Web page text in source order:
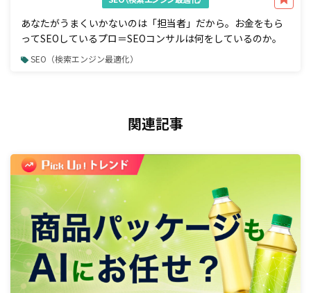
あなたがうまくいかないのは「担当者」だから。お金をもら
ってSEOしているプロ＝SEOコンサルは何をしているのか。
SEO（検索エンジン最適化）
関連記事